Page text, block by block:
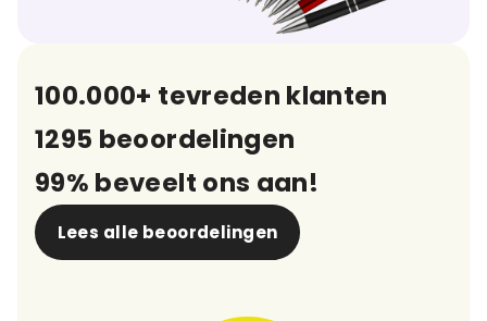
100.000+ tevreden klanten
1295 beoordelingen
99% beveelt ons aan!
Lees alle beoordelingen